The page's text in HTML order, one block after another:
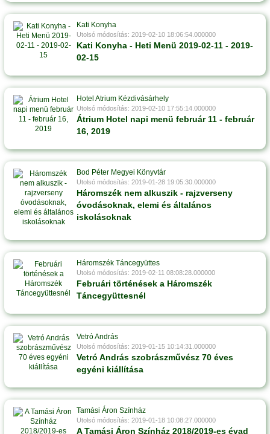
Kati Konyha
Utolsó módosítás: 2019-02-10 18:06:54.000000
Kati Konyha - Heti Menü 2019-02-11 - 2019-
02-15
Hotel Atrium Kézdivásárhely
Utolsó módosítás: 2019-02-10 17:55:14.000000
Átrium Hotel napi menü február 11 - február
16, 2019
Bod Péter Megyei Könyvtár
Utolsó módosítás: 2019-01-28 19:05:30.000000
Háromszék nem alkuszik - rajzverseny
óvodásoknak, elemi és általános
iskolásoknak
Háromszék Táncegyüttes
Utolsó módosítás: 2019-02-11 08:08:28.000000
Februári történések a Háromszék
Táncegyüttesnél
Vetró András
Utolsó módosítás: 2019-01-15 10:14:31.000000
Vetró András szobrászművész 70 éves
egyéni kiállítása
Tamási Áron Színház
Utolsó módosítás: 2019-01-18 10:08:27.000000
A Tamási Áron Színház 2018/2019-es évad